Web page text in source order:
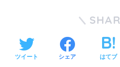
ツイート シェア はてブ